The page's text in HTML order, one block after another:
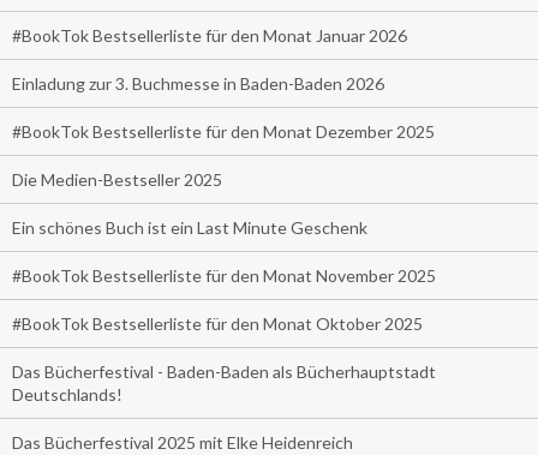
#BookTok Bestsellerliste für den Monat Januar 2026
Einladung zur 3. Buchmesse in Baden-Baden 2026
#BookTok Bestsellerliste für den Monat Dezember 2025
Die Medien-Bestseller 2025
Ein schönes Buch ist ein Last Minute Geschenk
#BookTok Bestsellerliste für den Monat November 2025
#BookTok Bestsellerliste für den Monat Oktober 2025
Das Bücherfestival - Baden-Baden als Bücherhauptstadt
Deutschlands!
Das Bücherfestival 2025 mit Elke Heidenreich